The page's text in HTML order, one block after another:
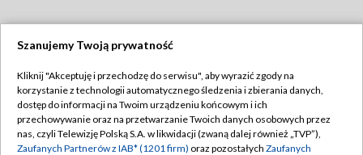
TVP
Abonament TVP
Emisja w TVP
Regulamin TVP
Polityka prywatności
Szanujemy Twoją prywatność
Kliknij "Akceptuję i przechodzę do serwisu", aby wyrazić zgody na
korzystanie z technologii automatycznego śledzenia i zbierania danych,
dostęp do informacji na Twoim urządzeniu końcowym i ich
przechowywanie oraz na przetwarzanie Twoich danych osobowych przez
nas, czyli Telewizję Polską S.A. w likwidacji (zwaną dalej również „TVP”),
Zaufanych Partnerów z IAB* (1201 firm) oraz pozostałych Zaufanych